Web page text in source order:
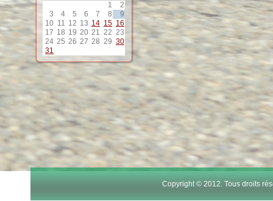
1
2
3
4 5 6 7 8
9
10 11 12 13 14 15 16
17 18 19 20 21 22 23
24 25 26 27 28 29 30
31
12
13
15
17
Copyright © 2012. Tous droits